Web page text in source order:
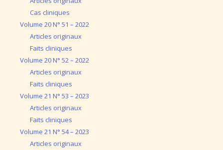
Cas cliniques
Volume 20 N° 51 – 2022
Articles originaux
Faits cliniques
Volume 20 N° 52 – 2022
Articles originaux
Faits cliniques
Volume 21 N° 53 – 2023
Articles originaux
Faits cliniques
Volume 21 N° 54 – 2023
Articles originaux